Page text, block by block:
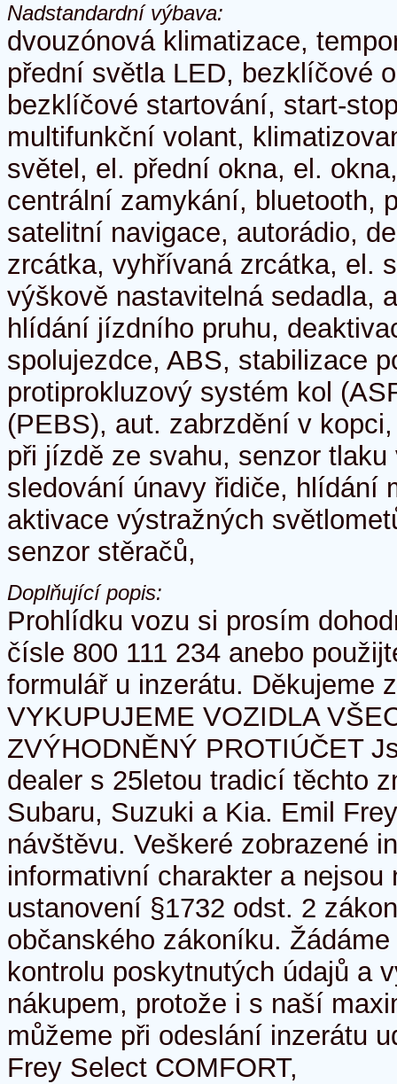
Nadstandardní výbava:
dvouzónová klimatizace,
přední světla LED, bezklíčové
bezklíčové startování, start-
multifunkční volant,
světel, el. přední okna, el.
centrální zamykání, bluetooth,
satelitní navigace, autorádio,
zrcátka, vyhřívaná zrcátka, el.
výškově nastavitelná sedadla,
hlídání jízdního pruhu,
spolujezdce, ABS, stabilizace
protiprokluzový systém kol
(PEBS), aut. zabrzdění v
při jízdě ze svahu, senzor
sledování únavy řidiče, hlídání
aktivace výstražných
senzor stěračů,
Doplňující popis:
Prohlídku vozu si prosím
čísle 800 111 234 anebo
formulář u inzerátu. Děkujeme
VYKUPUJEME VOZIDLA
ZVÝHODNĚNÝ PROTIÚČET
dealer s 25letou tradicí těchto
Subaru, Suzuki a Kia. Emil
návštěvu. Veškeré zobrazené
informativní charakter a
ustanovení §1732 odst. 2
občanského zákoníku.
kontrolu poskytnutých údajů a
nákupem, protože i s naší
můžeme při odeslání inzerátu
Frey Select COMFORT,